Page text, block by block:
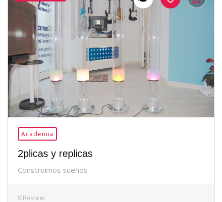
37Me
Academia
2plicas y replicas
Construimos sueños
0 Review